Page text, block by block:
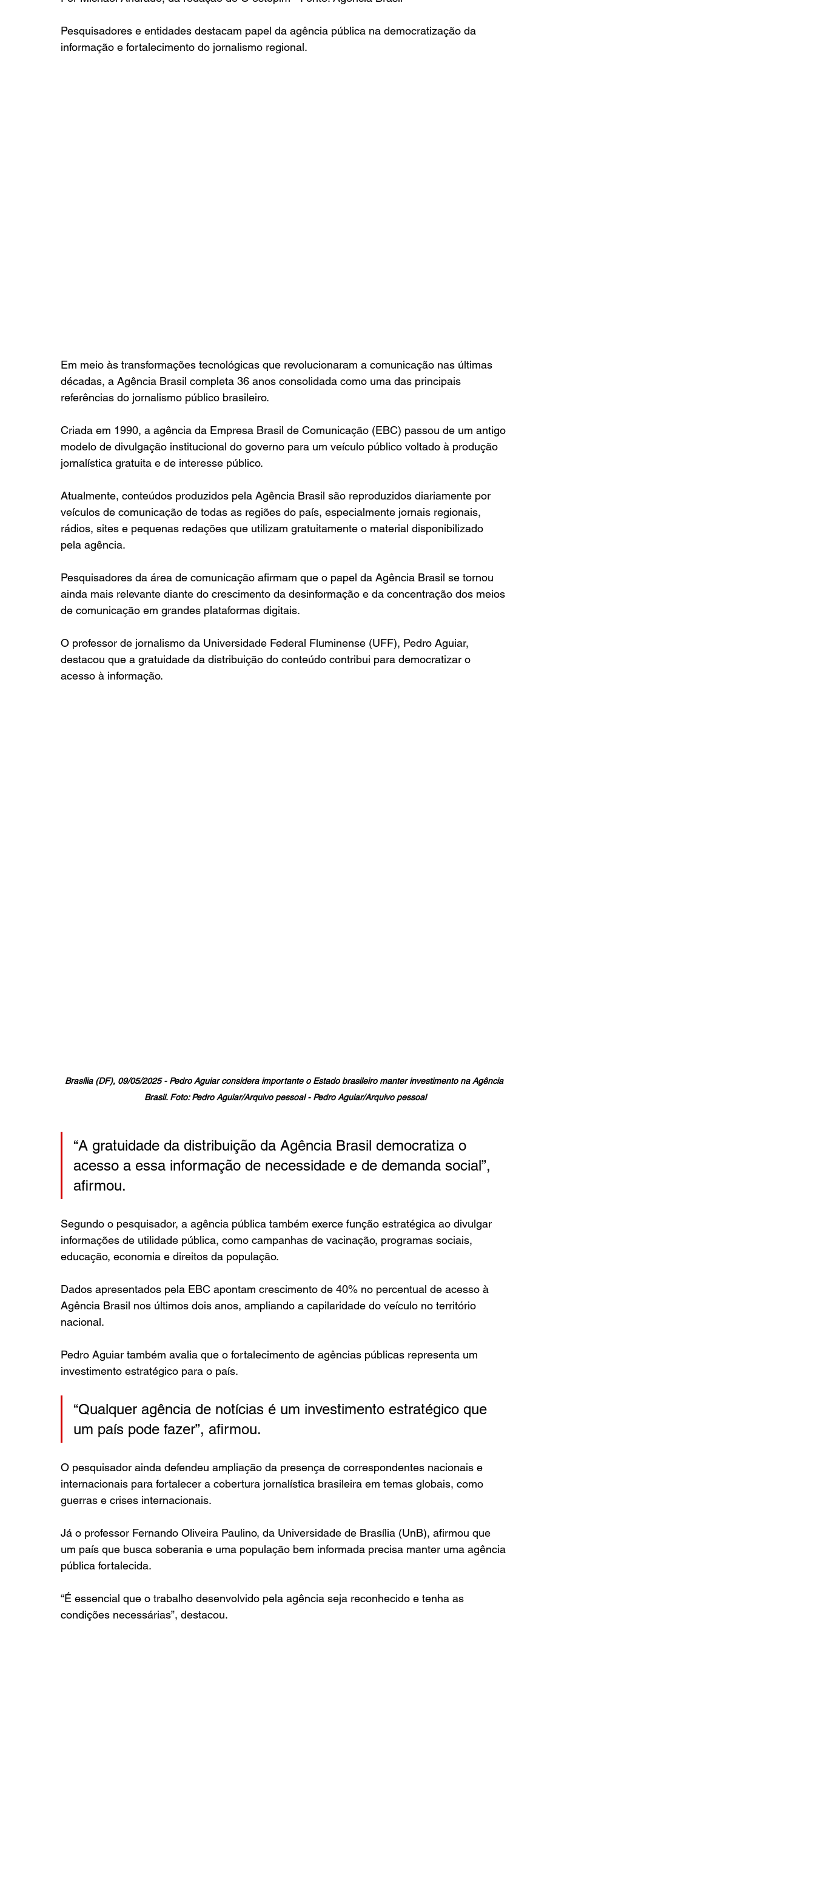
Pesquisadores e entidades destacam papel da agência pública na democratização da
informação e fortalecimento do jornalismo regional.
Em meio às transformações tecnológicas que revolucionaram a comunicação nas últimas
décadas, a Agência Brasil completa 36 anos consolidada como uma das principais
referências do jornalismo público brasileiro.
Criada em 1990, a agência da Empresa Brasil de Comunicação (EBC) passou de um antigo
modelo de divulgação institucional do governo para um veículo público voltado à produção
jornalística gratuita e de interesse público.
Atualmente, conteúdos produzidos pela Agência Brasil são reproduzidos diariamente por
veículos de comunicação de todas as regiões do país, especialmente jornais regionais,
rádios, sites e pequenas redações que utilizam gratuitamente o material disponibilizado
pela agência.
Pesquisadores da área de comunicação afirmam que o papel da Agência Brasil se tornou
ainda mais relevante diante do crescimento da desinformação e da concentração dos meios
de comunicação em grandes plataformas digitais.
O professor de jornalismo da Universidade Federal Fluminense (UFF), Pedro Aguiar,
destacou que a gratuidade da distribuição do conteúdo contribui para democratizar o
acesso à informação.
Brasília (DF), 09/05/2025 - Pedro Aguiar considera importante o Estado brasileiro manter investimento na Agência
Brasil. Foto: Pedro Aguiar/Arquivo pessoal - Pedro Aguiar/Arquivo pessoal
“A gratuidade da distribuição da Agência Brasil democratiza o
acesso a essa informação de necessidade e de demanda social”,
afirmou.
Segundo o pesquisador, a agência pública também exerce função estratégica ao divulgar
informações de utilidade pública, como campanhas de vacinação, programas sociais,
educação, economia e direitos da população.
Dados apresentados pela EBC apontam crescimento de 40% no percentual de acesso à
Agência Brasil nos últimos dois anos, ampliando a capilaridade do veículo no território
nacional.
Pedro Aguiar também avalia que o fortalecimento de agências públicas representa um
investimento estratégico para o país.
“Qualquer agência de notícias é um investimento estratégico que
um país pode fazer”, afirmou.
O pesquisador ainda defendeu ampliação da presença de correspondentes nacionais e
internacionais para fortalecer a cobertura jornalística brasileira em temas globais, como
guerras e crises internacionais.
Já o professor Fernando Oliveira Paulino, da Universidade de Brasília (UnB), afirmou que
um país que busca soberania e uma população bem informada precisa manter uma agência
pública fortalecida.
“É essencial que o trabalho desenvolvido pela agência seja reconhecido e tenha as
condições necessárias”, destacou.